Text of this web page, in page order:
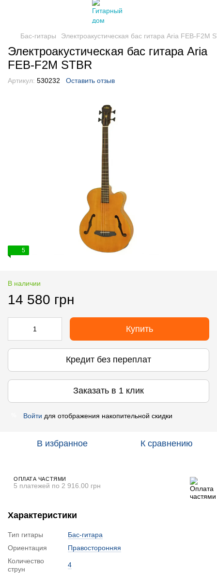
Бас-гитары Электроакустическая бас гитара Aria FEB-F2M
Электроакустическая бас гитара Aria
FEB-F2M STBR
Артикул: 530232 Оставить отзыв
5
В наличии
14 580 грн
Купить
Кредит без переплат
Заказать в 1 клик
Войти для отображения накопительной скидки
В избранное К сравнению
ОПЛАТА ЧАСТЯМИ
5 платежей по 2 916.00 грн
Характеристики
Тип гитары
Бас-гитара
Ориентация
Правосторонняя
Количество
струн
4